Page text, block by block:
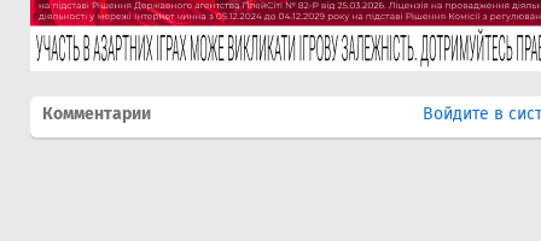
Комментарии Войдите в